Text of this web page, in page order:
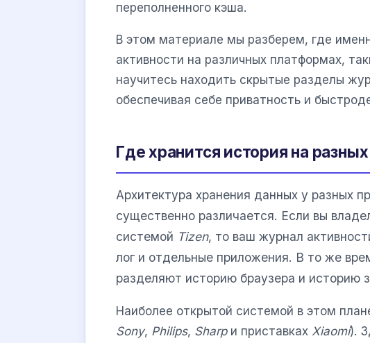
переполненного кэша.
В этом материале мы разберем, где
активности на различных платформах,
научитесь находить скрытые разделы
обеспечивая себе приватность и
Где хранится история на
Архитектура хранения данных у разных
существенно различается. Если вы
системой Tizen, то ваш журнал
лог и отдельные приложения. В то же
разделяют историю браузера и историю
Наиболее открытой системой в этом
Sony, Philips, Sharpи приставках Xiaomi).